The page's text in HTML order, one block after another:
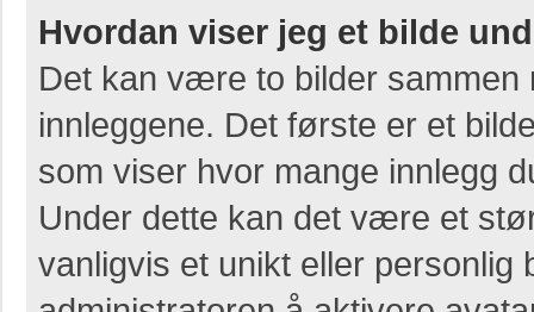
Hvordan viser jeg et bilde
Det kan være to bilder
innleggene. Det første er et
som viser hvor mange innlegg
Under dette kan det være et
vanligvis et unikt eller personlig